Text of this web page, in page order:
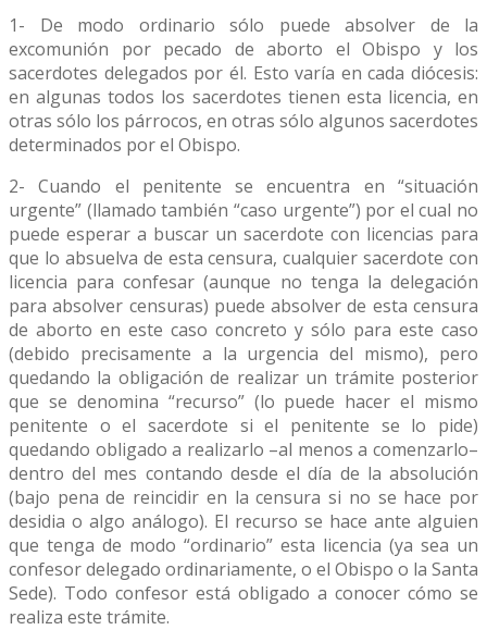
1- De modo ordinario sólo puede absolver de la
excomunión por pecado de aborto el Obispo y los
sacerdotes delegados por él. Esto varía en cada diócesis:
en algunas todos los sacerdotes tienen esta licencia, en
otras sólo los párrocos, en otras sólo algunos sacerdotes
determinados por el Obispo.
2- Cuando el penitente se encuentra en “situación
urgente” (llamado también “caso urgente”) por el cual no
puede esperar a buscar un sacerdote con licencias para
que lo absuelva de esta censura, cualquier sacerdote con
licencia para confesar (aunque no tenga la delegación
para absolver censuras) puede absolver de esta censura
de aborto en este caso concreto y sólo para este caso
(debido precisamente a la urgencia del mismo), pero
quedando la obligación de realizar un trámite posterior
que se denomina “recurso” (lo puede hacer el mismo
penitente o el sacerdote si el penitente se lo pide)
quedando obligado a realizarlo –al menos a comenzarlo–
dentro del mes contando desde el día de la absolución
(bajo pena de reincidir en la censura si no se hace por
desidia o algo análogo). El recurso se hace ante alguien
que tenga de modo “ordinario” esta licencia (ya sea un
confesor delegado ordinariamente, o el Obispo o la Santa
Sede). Todo confesor está obligado a conocer cómo se
realiza este trámite.